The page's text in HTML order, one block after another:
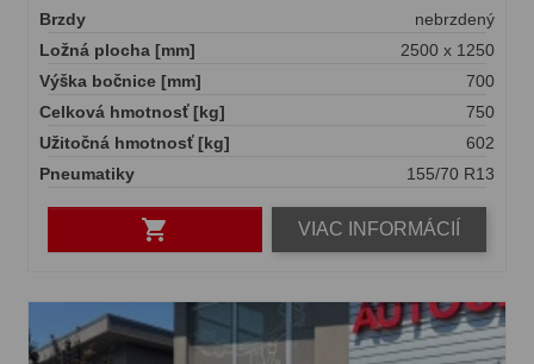
Brzdy
nebrzdený
Ložná plocha [mm]
2500 x 1250
Výška bočnice [mm]
700
Celková hmotnosť [kg]
750
Užitočná hmotnosť [kg]
602
Pneumatiky
155/70 R13
 VIAC INFORMÁCIÍ